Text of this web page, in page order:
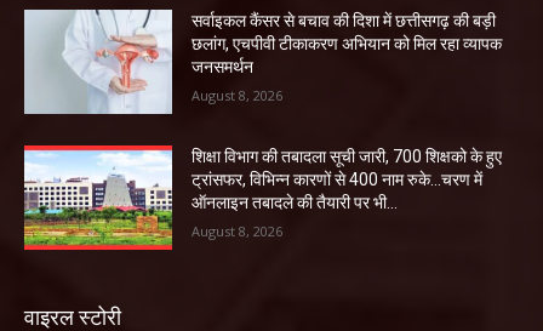
सर्वाइकल कैंसर से बचाव की दिशा में छत्तीसगढ़ की बड़ी
छलांग, एचपीवी टीकाकरण अभियान को मिल रहा व्यापक
जनसमर्थन
August 8, 2026
शिक्षा विभाग की तबादला सूची जारी, 700 शिक्षको के हुए
ट्रांसफर, विभिन्न कारणों से 400 नाम रुके…चरण में
ऑनलाइन तबादले की तैयारी पर भी...
August 8, 2026
वाइरल स्टोरी